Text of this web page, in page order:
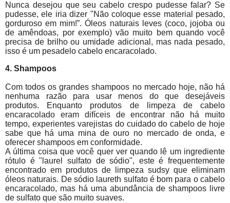
Nunca desejou que seu cabelo crespo pudesse falar? Se
pudesse, ele iria dizer "Não coloque esse material pesado,
gorduroso em mim!”. Óleos naturais leves (coco, jojoba ou
de amêndoas, por exemplo) vão muito bem quando você
precisa de brilho ou umidade adicional, mas nada pesado,
isso é um pesadelo cabelo encaracolado.
4. Shampoos
Com todos os grandes shampoos no mercado hoje, não há
nenhuma razão para usar menos do que desejáveis
produtos. Enquanto produtos de limpeza de cabelo
encaracolado eram difíceis de encontrar não há muito
tempo, experientes varejistas do cuidado do cabelo de hoje
sabe que há uma mina de ouro no mercado de onda, e
oferecer shampoos em conformidade.
A última coisa que você quer ver quando lê um ingrediente
rótulo é "laurel sulfato de sódio", este é frequentemente
encontrado em produtos de limpeza sudsy que eliminam
óleos naturais. De sódio laureth sulfato é bom para o cabelo
encaracolado, mas há uma abundância de shampoos livre
de sulfato que são muito suaves.